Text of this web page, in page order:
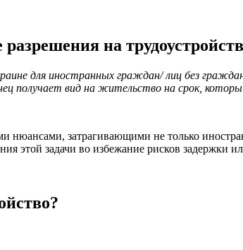
на
для иностранных граждан/ лиц без
получает вид на жительство на срок,
нюансами, затрагивающими не только
этой задачи во избежание рисков задержки